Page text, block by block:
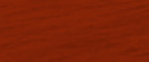
OSÓB NIEPEŁNOSPRAWNYCH